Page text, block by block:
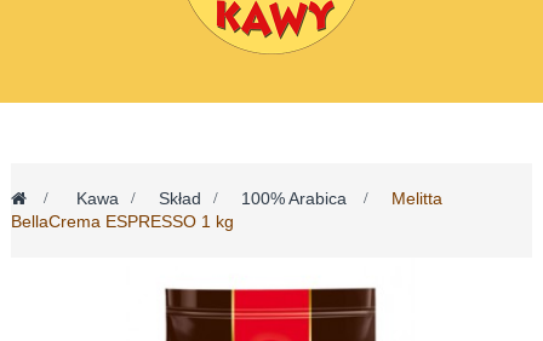
> Kawa > Skład > 100% Arabica >
Melitta
BellaCrema ESPRESSO 1 kg